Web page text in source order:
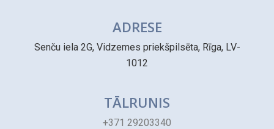
ADRESE
Senču iela 2G, Vidzemes priekšpilsēta, Rīga, LV-
1012
TĀLRUNIS
+371 29203340